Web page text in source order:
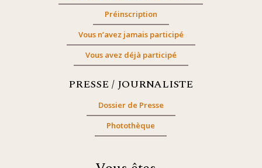
Préinscription
Vous n’avez jamais participé
Vous avez déjà participé
PRESSE / JOURNALISTE
Dossier de Presse
Photothèque